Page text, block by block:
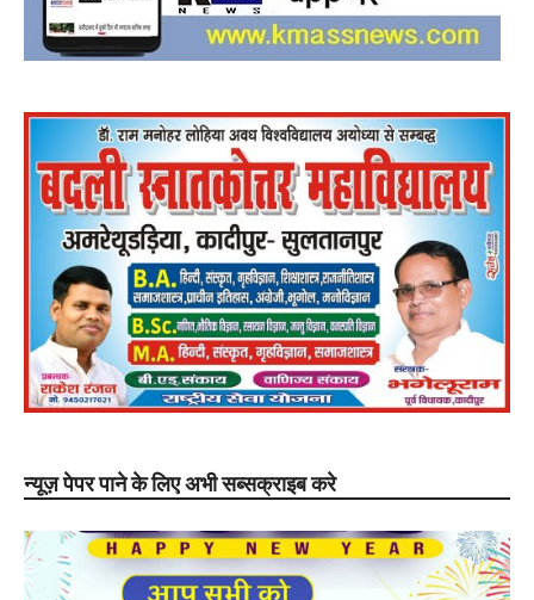
न्यूज़ पेपर पाने के लिए अभी सब्सक्राइब करे